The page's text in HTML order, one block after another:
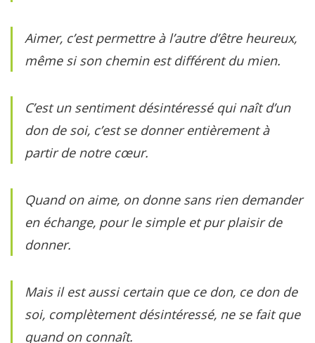
Aimer, c’est permettre à l’autre d’être heureux,
même si son chemin est différent du mien.
C’est un sentiment désintéressé qui naît d’un
don de soi, c’est se donner entièrement à
partir de notre cœur.
Quand on aime, on donne sans rien demander
en échange, pour le simple et pur plaisir de
donner.
Mais il est aussi certain que ce don, ce don de
soi, complètement désintéressé, ne se fait que
quand on connaît.